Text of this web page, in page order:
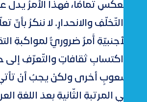
العكسِ تمامًا، فهذا الأمرُ يدلّ
والتّخلّفِ والانحدارِ. لا ننكرُ بأنّ
الْأجنبيّةِ أَمرٌ ضروريٌّ لمواكبةِ
واكتسابِ ثقافاتٍ والتّعرّفِ إلى
شعوبٍ أخرى ولكنْ يجبُ أنْ
في المرتبةِ الثّانيةِ بعدَ اللغةِ